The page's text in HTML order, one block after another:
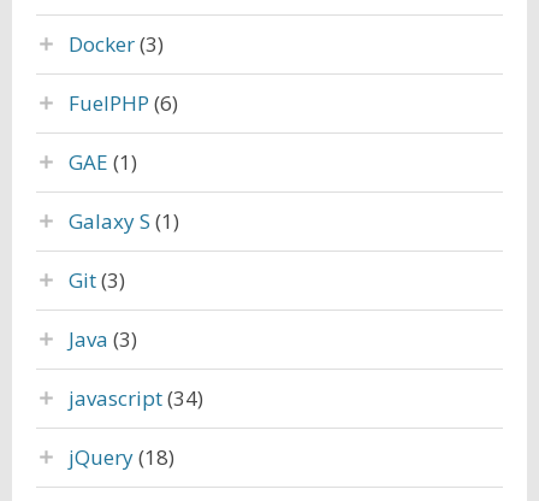
Docker(3)
FuelPHP (6)
GAE (1)
Galaxy S (1)
Git(3)
Java (3)
javascript(34)
jQuery(18)